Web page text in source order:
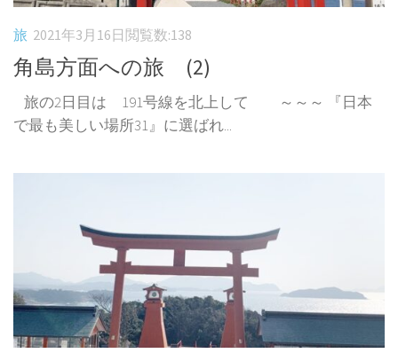
旅 2021年3月16日 閲覧数:138
角島方面への旅 (2)
旅の2日目は 191号線を北上して ～～～ 『日本
で最も美しい場所31』に選ばれ...